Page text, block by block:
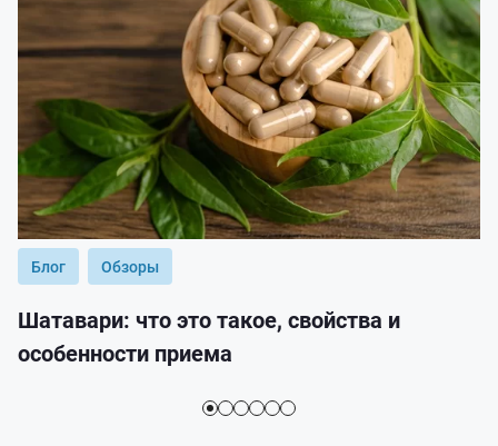
Блог Обзоры
Шатавари: что это такое, свойства и
особенности приема